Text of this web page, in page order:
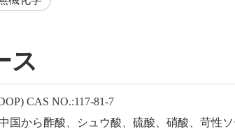
ス
CAS NO.:117-81-7